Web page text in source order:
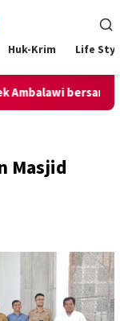
Huk-Krim Life
bersama TNI
Masjid